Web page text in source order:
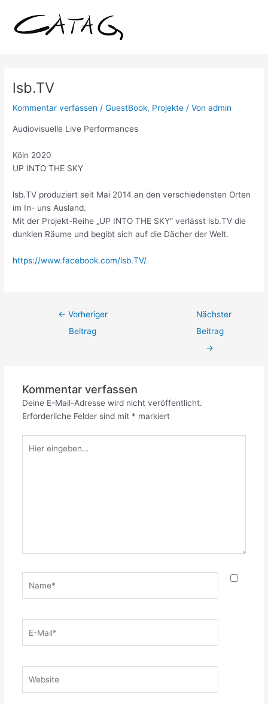
Inhalt
springen
lsb.TV
Kommentar verfassen /GuestBook, Projekte / Vonadmin
Audiovisuelle Live Performances
Köln 2020
UP INTO THE SKY
lsb.TV produziert seit Mai 2014 an den verschiedensten Orten
im In- uns Ausland.
Mit der Projekt-Reihe „UP INTO THE SKY“ verlässt lsb.TV die
dunklen Räume und begibt sich auf die Dächer der Welt.
https://www.facebook.com/lsb.TV/
navigation
← Vorheriger
Beitrag
Nächster
Beitrag
→
Kommentar verfassen
Deine E-Mail-Adresse wird nicht veröffentlicht.
Erforderliche Felder sind mit * markiert
eingeben…
Mail*